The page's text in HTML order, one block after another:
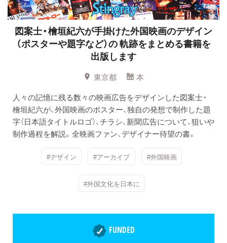
図案士・檜垣紀六が手掛けた外国映画のデザイン
（ポスターや題字など）の軌跡をまとめる書籍を
出版します
東京都
本
人々の記憶に残る数々の映画広告をデザインした図案士・
檜垣紀六が、外国映画のポスター、独自の発想で制作した題
字（日本語タイトルロゴ）、チラシ、新聞広告について、狙いや
制作過程を解説。全映画ファン、デザイナー待望の書。
#デザイン #アーカイブ #外国映画
#外国文化を日本に
FUNDED